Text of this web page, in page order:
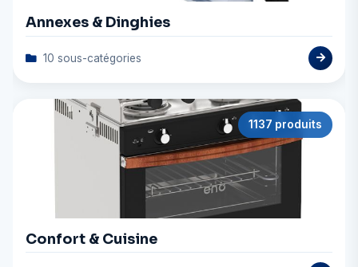
Annexes & Dinghies
10 sous-catégories
1137 produits
Confort & Cuisine